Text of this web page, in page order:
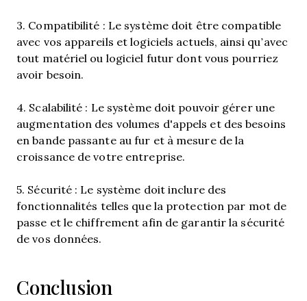
3. Compatibilité : Le système doit être compatible
avec vos appareils et logiciels actuels, ainsi qu’avec
tout matériel ou logiciel futur dont vous pourriez
avoir besoin.
4. Scalabilité : Le système doit pouvoir gérer une
augmentation des volumes d'appels et des besoins
en bande passante au fur et à mesure de la
croissance de votre entreprise.
5. Sécurité : Le système doit inclure des
fonctionnalités telles que la protection par mot de
passe et le chiffrement afin de garantir la sécurité
de vos données.
Conclusion